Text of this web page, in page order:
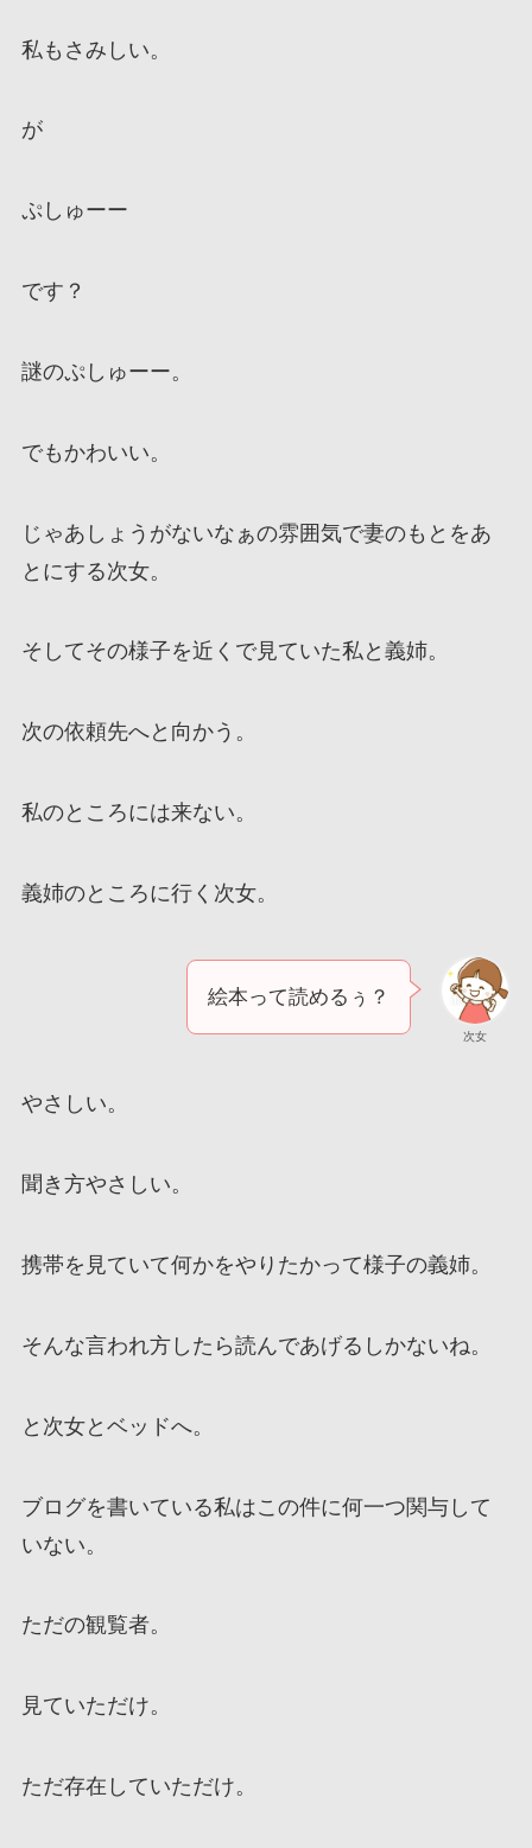
私もさみしい。
が
ぷしゅーー
です？
謎のぷしゅーー。
でもかわいい。
じゃあしょうがないなぁの雰囲気で妻のもとをあ
とにする次女。
そしてその様子を近くで見ていた私と義姉。
次の依頼先へと向かう。
私のところには来ない。
義姉のところに行く次女。
次女
絵本って読めるぅ？
やさしい。
聞き方やさしい。
携帯を見ていて何かをやりたかって様子の義姉。
そんな言われ方したら読んであげるしかないね。
と次女とベッドへ。
ブログを書いている私はこの件に何一つ関与して
いない。
ただの観覧者。
見ていただけ。
ただ存在していただけ。